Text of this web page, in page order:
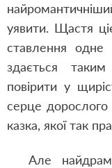
уявити. Щастя
ставлення одне
здається
повірити у
серце дорослого
казка, якої так
Але